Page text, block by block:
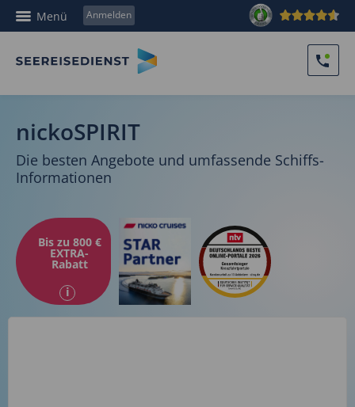
Menü Anmelden
nickoSPIRIT
Die besten Angebote und umfassende Schiffs-
Informationen
Bis zu 800 €
EXTRA-
Rabatt